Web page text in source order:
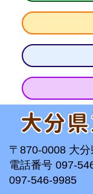
〒870-0008 大
電話番号 097-
097-546-9985